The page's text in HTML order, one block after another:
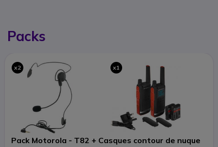
Packs
x2 x1
Pack Motorola - T82 + Casques contour de nuque